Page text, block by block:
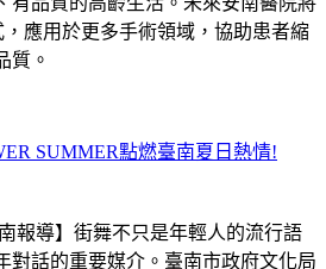
應用於更多手術領域，協助患者縮
質。
SUMMER點燃臺南夏日熱情!
報導】街舞不只是年輕人的流行語
對話的重要媒介。臺南市政府文化局